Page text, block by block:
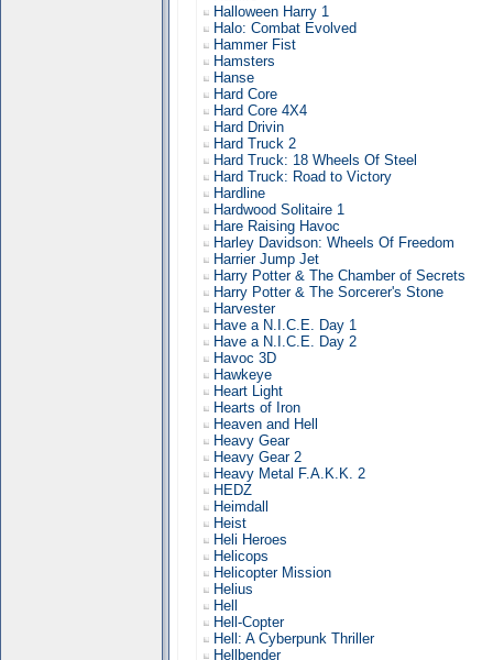
Halloween Harry 1
Halo: Combat Evolved
Hammer Fist
Hamsters
Hanse
Hard Core
Hard Core 4X4
Hard Drivin
Hard Truck 2
Hard Truck: 18 Wheels Of Steel
Hard Truck: Road to Victory
Hardline
Hardwood Solitaire 1
Hare Raising Havoc
Harley Davidson: Wheels Of Freedom
Harrier Jump Jet
Harry Potter & The Chamber of Secrets
Harry Potter & The Sorcerer's Stone
Harvester
Have a N.I.C.E. Day 1
Have a N.I.C.E. Day 2
Havoc 3D
Hawkeye
Heart Light
Hearts of Iron
Heaven and Hell
Heavy Gear
Heavy Gear 2
Heavy Metal F.A.K.K. 2
HEDZ
Heimdall
Heist
Heli Heroes
Helicops
Helicopter Mission
Helius
Hell
Hell-Copter
Hell: A Cyberpunk Thriller
Hellbender